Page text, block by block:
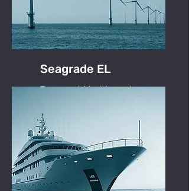
Seagrade EL
Transport Maritime et